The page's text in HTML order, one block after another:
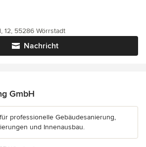
Nachricht
12, 55286 Wörrstadt
GmbH
professionelle Gebäudesanierung,
und Innenausbau.